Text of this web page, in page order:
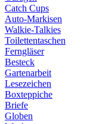
Catch Cups
Auto-Markisen
Walkie-Talkies
Toilettentaschen
Ferngläser
Besteck
Gartenarbeit
Lesezeichen
Boxteppiche
Briefe
Globen